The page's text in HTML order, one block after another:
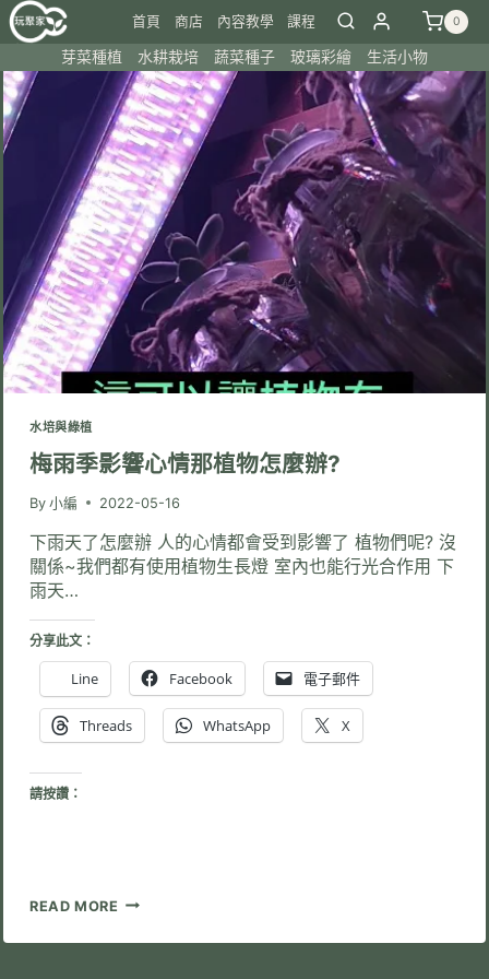
Skip
to
首頁 商店 內容教學 課程 0
芽菜種植 水耕栽培 蔬菜種子 玻璃彩繪 生活小物
水培與綠植
梅雨季影響心情那植物怎麼辦?
By 小編 2022-05-16
下雨天了怎麼辦 人的心情都會受到影響了 植物們呢? 沒
關係~我們都有使用植物生長燈 室內也能行光合作用 下
雨天…
分享此文：
Line Facebook 電子郵件
Threads WhatsApp X
請按讚：
READ MORE 梅